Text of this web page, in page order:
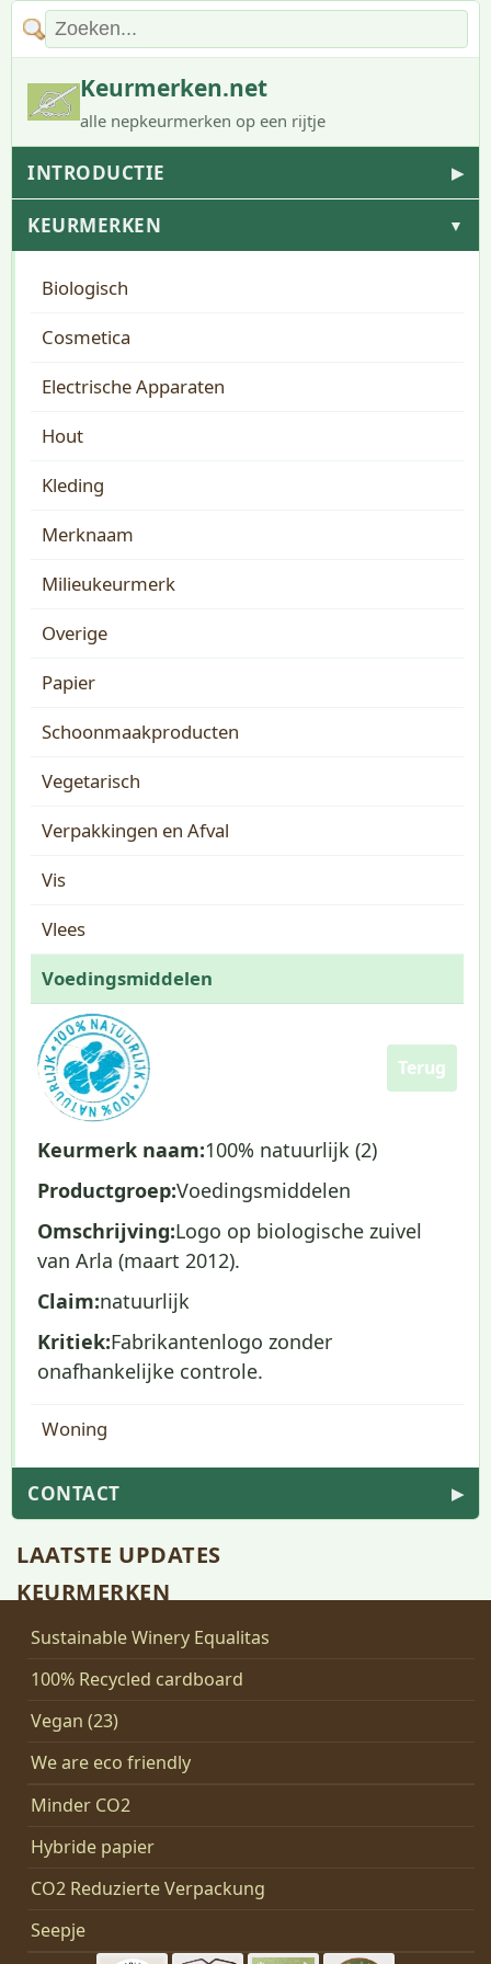
Keurmerken.net
alle nepkeurmerken op een rijtje
INTRODUCTIE ▶
KEURMERKEN ▼
Biologisch
Cosmetica
Electrische Apparaten
Hout
Kleding
Merknaam
Milieukeurmerk
Overige
Papier
Schoonmaakproducten
Vegetarisch
Verpakkingen en Afval
Vis
Vlees
Voedingsmiddelen
Terug
Keurmerk naam:100% natuurlijk (2)
Productgroep:Voedingsmiddelen
Omschrijving:Logo op biologische zuivel
van Arla (maart 2012).
Claim:natuurlijk
Kritiek:Fabrikantenlogo zonder
onafhankelijke controle.
Woning
CONTACT ▶
LAATSTE UPDATES
KEURMERKEN
Sustainable Winery Equalitas
100% Recycled cardboard
Vegan (23)
We are eco friendly
Minder CO2
Hybride papier
CO2 Reduzierte Verpackung
Seepje